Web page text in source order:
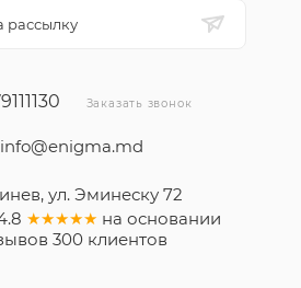
рассылку
Заказать звонок
info@enigma.md
ул. Эминеску 72
★★★★★ на основании
300клиентов